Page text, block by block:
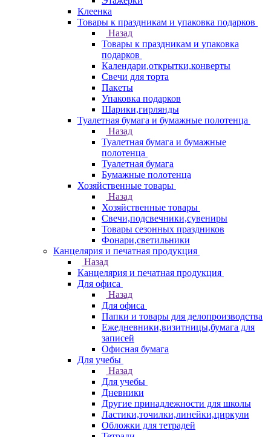
Клеенка
Товары к праздникам и упаковка подарков
Назад
Товары к праздникам и упаковка
подарков
Календари,открытки,конверты
Свечи для торта
Пакеты
Упаковка подарков
Шарики,гирлянды
Туалетная бумага и бумажные полотенца
Назад
Туалетная бумага и бумажные
полотенца
Туалетная бумага
Бумажные полотенца
Хозяйственные товары
Назад
Хозяйственные товары
Свечи,подсвечники,сувениры
Товары сезонных праздников
Фонари,светильники
Канцелярия и печатная продукция
Назад
Канцелярия и печатная продукция
Для офиса
Назад
Для офиса
Папки и товары для делопроизводства
Ежедневники,визитницы,бумага для
записей
Офисная бумага
Для учебы
Назад
Для учебы
Дневники
Другие принадлежности для школы
Ластики,точилки,линейки,циркули
Обложки для тетрадей